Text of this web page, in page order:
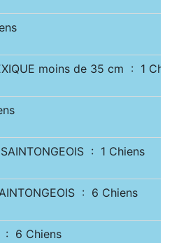
moins de 35 cm : 1
: 1 Chiens
: 6 Chiens
: 6 Chiens